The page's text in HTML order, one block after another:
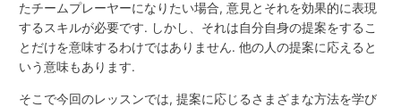
たチームプレーヤーになりたい場合, 意見とそれを効果的に表現
するスキルが必要です. しかし、それは自分自身の提案をするこ
とだけを意味するわけではありません. 他の人の提案に応えると
いう意味もあります.
そこで今回のレッスンでは, 提案に応じるさまざまな方法を学び